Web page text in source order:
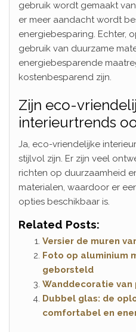
gebruik wordt gemaakt
er meer aandacht wordt
energiebesparing. Echter,
gebruik van duurzame
energiebesparende
kostenbesparend zijn.
Zijn eco-
interieurtrends
Ja, eco-vriendelijke
stijlvol zijn. Er zijn veel
richten op duurzaamheid
materialen, waardoor er
opties beschikbaar is.
Related Posts:
Versier de muren
Foto op aluminium
geborsteld
Wanddecoratie van
Dubbel glas: de
comfortabel en